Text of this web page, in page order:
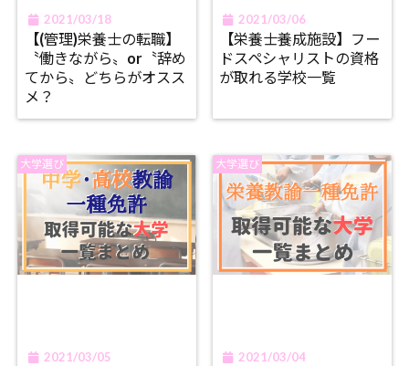
2021/03/18
【(管理)栄養士の転職】
〝働きながら〟or〝辞め
てから〟どちらがオスス
メ？
2021/03/06
【栄養士養成施設】フー
ドスペシャリストの資格
が取れる学校一覧
大学選び
2021/03/05
大学選び
2021/03/04